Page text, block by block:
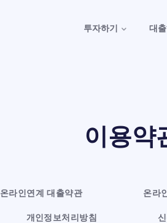
투자하기 대출
이용약
온라인연계 대출약관 온라
개인정보처리방침